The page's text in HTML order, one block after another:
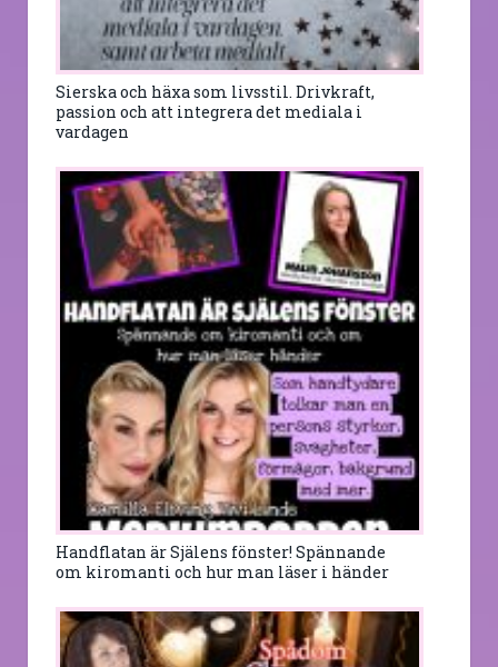
Sierska och häxa som livsstil. Drivkraft,
passion och att integrera det mediala i
vardagen
Handflatan är Själens fönster! Spännande
om kiromanti och hur man läser i händer